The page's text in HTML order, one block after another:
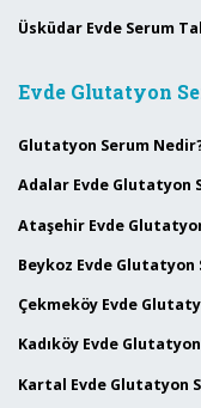
Üsküdar Evde Serum
Evde Glutatyon
Glutatyon Serum
Adalar Evde Glutatyon
Ataşehir Evde
Beykoz Evde Glutatyon
Çekmeköy Evde
Kadıköy Evde
Kartal Evde Glutatyon